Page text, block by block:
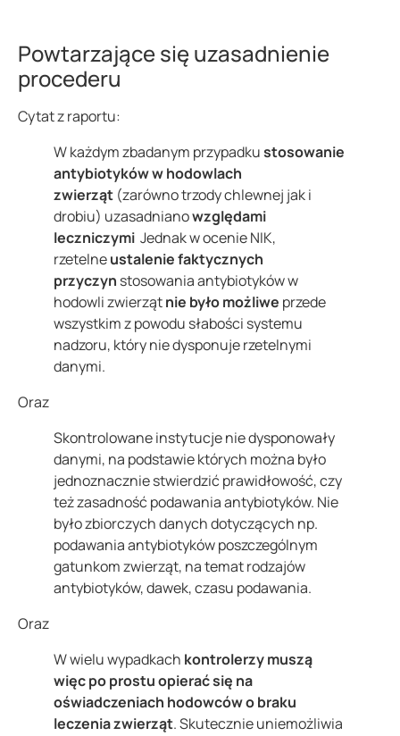
Powtarzające się uzasadnienie
procederu
Cytat z raportu:
W każdym zbadanym przypadkustosowanie
antybiotyków w hodowlach
zwierząt (zarówno trzody chlewnej jak i
drobiu) uzasadnianowzględami
leczniczymi Jednak w ocenie NIK,
rzetelneustaleniefaktycznych
przyczyn stosowania antybiotyków w
hodowli zwierzątnie było możliwe przede
wszystkim z powodu słabości systemu
nadzoru, który nie dysponuje rzetelnymi
danymi.
Oraz
Skontrolowane instytucje nie dysponowały
danymi, na podstawie których można było
jednoznacznie stwierdzić prawidłowość, czy
też zasadność podawania antybiotyków. Nie
było zbiorczych danych dotyczących np.
podawania antybiotyków poszczególnym
gatunkom zwierząt, na temat rodzajów
antybiotyków, dawek, czasu podawania.
Oraz
W wielu wypadkach kontrolerzy muszą
więc po prostu opierać się na
oświadczeniach hodowców o braku
leczenia zwierząt. Skutecznie uniemożliwia